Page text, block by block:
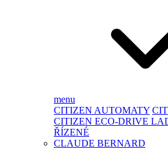
menu
CITIZEN AUTOMATY
CITIZEN ECO-DRIVE
ŘÍZENÉ
CLAUDE BERNARD